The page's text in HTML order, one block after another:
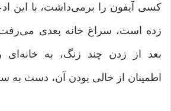
کسی آیفون را برمی‌داشت، با این
زده است، سراغ خانه بعدی
بعد از زدن چند زنگ، به
اطمینان از خالی بودن آن، دست به